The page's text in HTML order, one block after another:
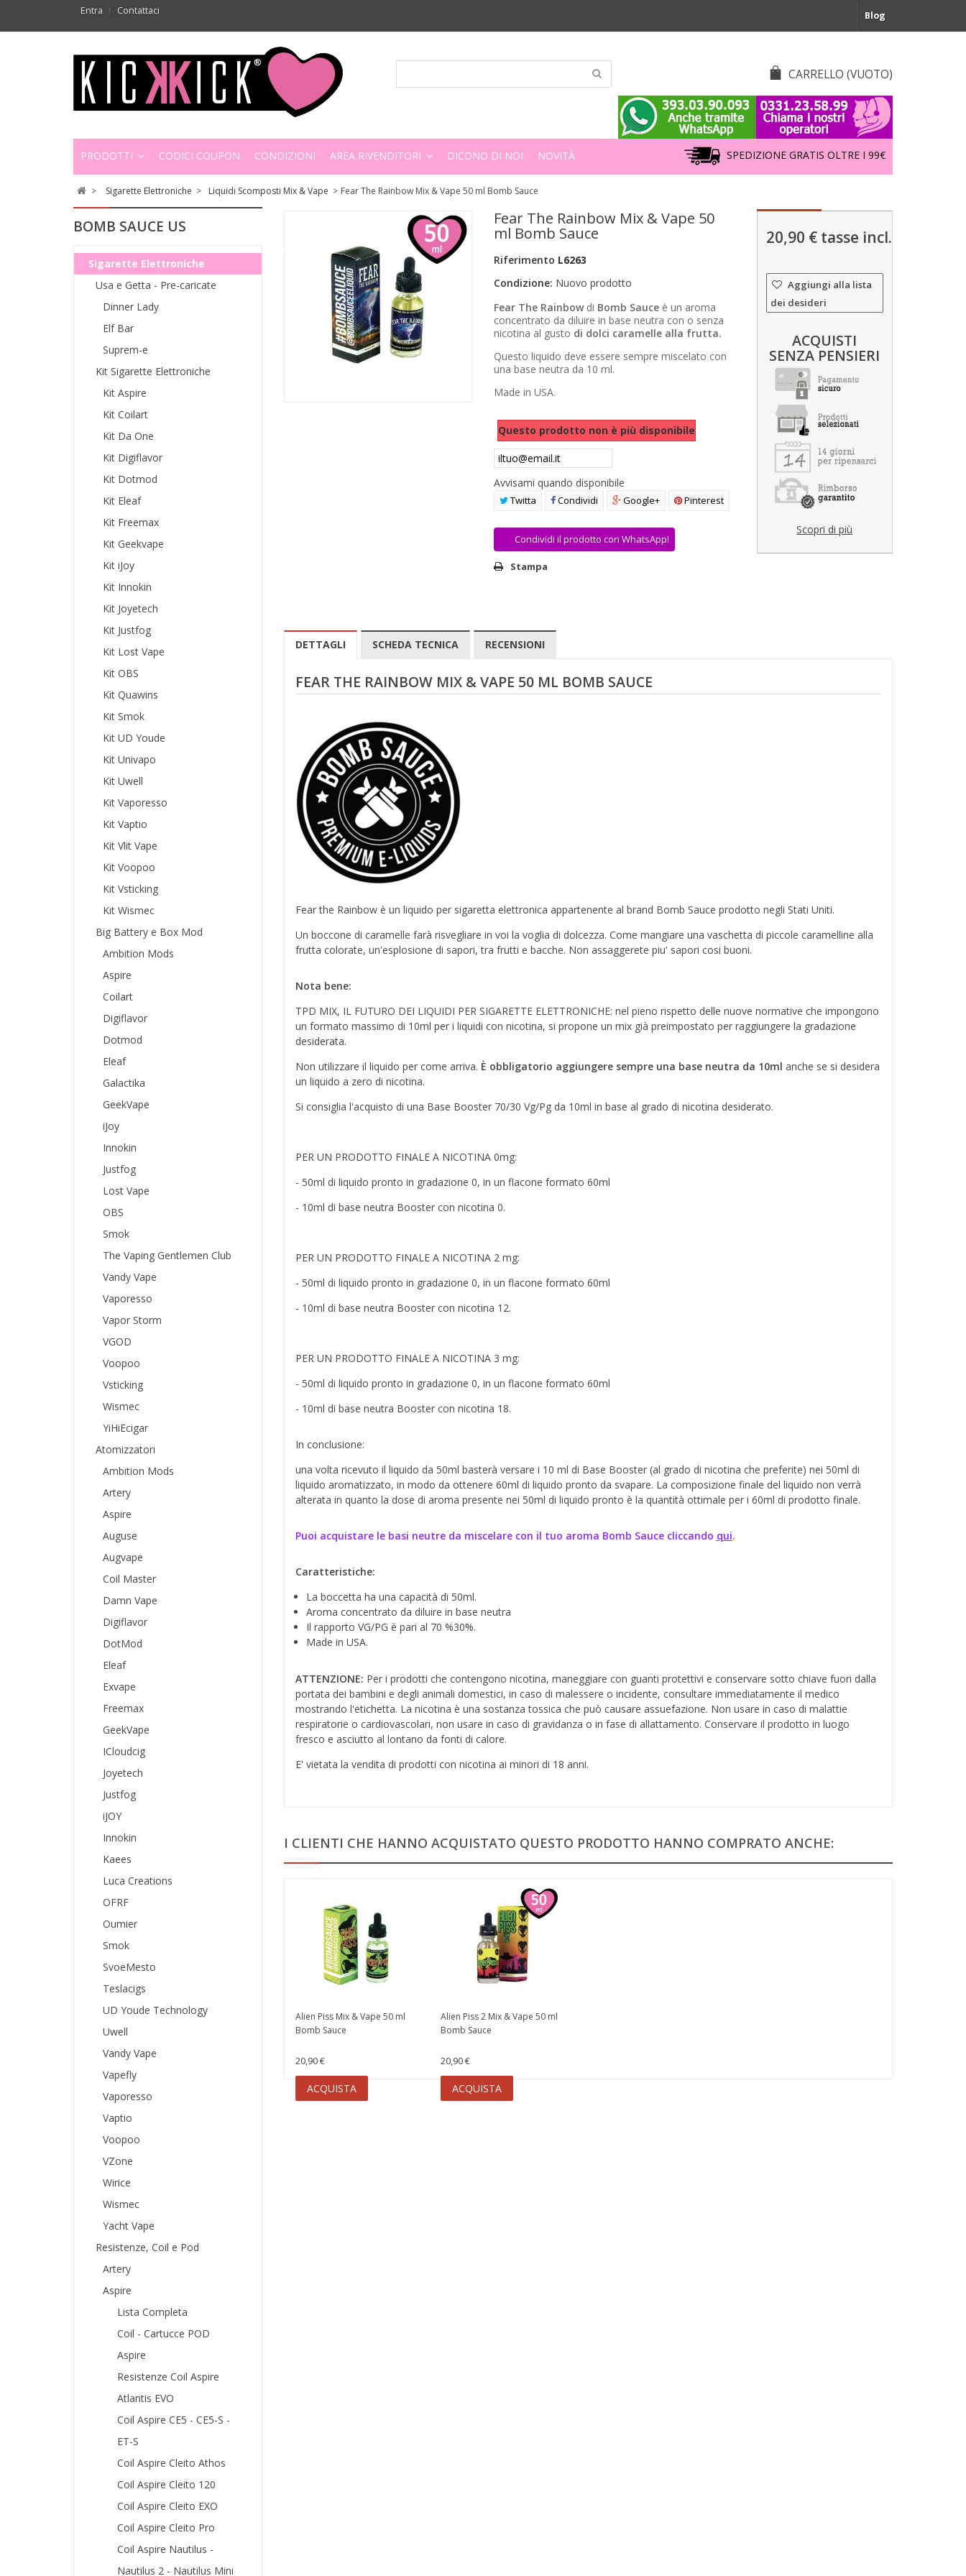
Entra Contattaci Blog
CARRELLO (VUOTO)
PRODOTTI CODICI COUPON CONDIZIONI AREA RIVENDITORI DICONO DI NOI NOVITÀ SPEDIZIONE GRATIS OLTRE I 99€
> Sigarette Elettroniche > Liquidi Scomposti Mix & Vape > Fear The Rainbow Mix & Vape 50 ml Bomb Sauce
BOMB SAUCE US
Sigarette Elettroniche
Usa e Getta - Pre-caricate
Dinner Lady
Elf Bar
Suprem-e
Kit Sigarette Elettroniche
Kit Aspire
Kit Coilart
Kit Da One
Kit Digiflavor
Kit Dotmod
Kit Eleaf
Kit Freemax
Kit Geekvape
Kit iJoy
Kit Innokin
Kit Joyetech
Kit Justfog
Kit Lost Vape
Kit OBS
Kit Quawins
Kit Smok
Kit UD Youde
Kit Univapo
Kit Uwell
Kit Vaporesso
Kit Vaptio
Kit Vlit Vape
Kit Voopoo
Kit Vsticking
Kit Wismec
Big Battery e Box Mod
Ambition Mods
Aspire
Coilart
Digiflavor
Dotmod
Eleaf
Galactika
GeekVape
iJoy
Innokin
Justfog
Lost Vape
OBS
Smok
The Vaping Gentlemen Club
Vandy Vape
Vaporesso
Vapor Storm
VGOD
Voopoo
Vsticking
Wismec
YiHiEcigar
Atomizzatori
Ambition Mods
Artery
Aspire
Auguse
Augvape
Coil Master
Damn Vape
Digiflavor
DotMod
Eleaf
Exvape
Freemax
GeekVape
ICloudcig
Joyetech
Justfog
iJOY
Innokin
Kaees
Luca Creations
OFRF
Oumier
Smok
SvoeMesto
Teslacigs
UD Youde Technology
Uwell
Vandy Vape
Vapefly
Vaporesso
Vaptio
Voopoo
VZone
Wirice
Wismec
Yacht Vape
Resistenze, Coil e Pod
Artery
Aspire
Lista Completa
Coil - Cartucce POD
Aspire
Resistenze Coil Aspire
Atlantis EVO
Coil Aspire CE5 - CE5-S -
ET-S
Coil Aspire Cleito Athos
Coil Aspire Cleito 120
Coil Aspire Cleito EXO
Coil Aspire Cleito Pro
Coil Aspire Nautilus -
Nautilus 2 - Nautilus Mini
Fear The Rainbow Mix & Vape 50
ml Bomb Sauce
Riferimento L6263
Condizione: Nuovo prodotto
Fear The Rainbowdi Bomb Sauceè un aroma
concentrato da diluire in base neutra con o senza
nicotina al gusto di dolci caramelle alla frutta.
Questo liquido deve essere sempre miscelato con
una base neutra da 10 ml.
Made in USA.
Questo prodotto non è più disponibile
Avvisami quando disponibile
Twitta Condividi Google+ Pinterest
Condividi il prodotto con WhatsApp!
Stampa
20,90 €tasse incl.
Aggiungi alla lista
dei desideri
ACQUISTI
SENZA PENSIERI
Scopri di più
DETTAGLI SCHEDA TECNICA RECENSIONI
FEAR THE RAINBOW MIX & VAPE 50 ML BOMB SAUCE
Fear the Rainbow è un liquido per sigaretta elettronica appartenente al brand Bomb Sauce prodotto negli Stati Uniti.
Un boccone di caramelle farà risvegliare in voi la voglia di dolcezza. Come mangiare una vaschetta di piccole caramelline alla
frutta colorate, un'esplosione di sapori, tra frutti e bacche. Non assaggerete piu' sapori cosi buoni.
Nota bene:
TPD MIX, IL FUTURO DEI LIQUIDI PER SIGARETTE ELETTRONICHE: nel pieno rispetto delle nuove normative che impongono
un formato massimo di 10ml per i liquidi con nicotina, si propone un mix già preimpostato per raggiungere la gradazione
desiderata.
Non utilizzare il liquido per come arriva. È obbligatorio aggiungere sempre una base neutra da 10ml anche se si desidera
un liquido a zero di nicotina.
Si consiglia l'acquisto di una Base Booster 70/30 Vg/Pg da 10ml in base al grado di nicotina desiderato.
PER UN PRODOTTO FINALE A NICOTINA 0mg:
- 50ml di liquido pronto in gradazione 0, in un flacone formato 60ml
- 10ml di base neutra Booster con nicotina 0.
PER UN PRODOTTO FINALE A NICOTINA 2 mg:
- 50ml di liquido pronto in gradazione 0, in un flacone formato 60ml
- 10ml di base neutra Booster con nicotina 12.
PER UN PRODOTTO FINALE A NICOTINA 3 mg:
- 50ml di liquido pronto in gradazione 0, in un flacone formato 60ml
- 10ml di base neutra Booster con nicotina 18.
In conclusione:
una volta ricevuto il liquido da 50ml basterà versare i 10 ml di Base Booster (al grado di nicotina che preferite) nei 50ml di
liquido aromatizzato, in modo da ottenere 60ml di liquido pronto da svapare. La composizione finale del liquido non verrà
alterata in quanto la dose di aroma presente nei 50ml di liquido pronto è la quantità ottimale per i 60ml di prodotto finale.
Puoi acquistare le basi neutre da miscelare con il tuo aroma Bomb Sauce cliccando qui.
Caratteristiche:
La boccetta ha una capacità di 50ml.
Aroma concentrato da diluire in base neutra
Il rapporto VG/PG è pari al 70 %30%.
Made in USA.
ATTENZIONE: Per i prodotti che contengono nicotina, maneggiare con guanti protettivi e conservare sotto chiave fuori dalla
portata dei bambini e degli animali domestici, in caso di malessere o incidente, consultare immediatamente il medico
mostrando l'etichetta. La nicotina è una sostanza tossica che può causare assuefazione. Non usare in caso di malattie
respiratorie o cardiovascolari, non usare in caso di gravidanza o in fase di allattamento. Conservare il prodotto in luogo
fresco e asciutto al lontano da fonti di calore.
E' vietata la vendita di prodotti con nicotina ai minori di 18 anni.
I CLIENTI CHE HANNO ACQUISTATO QUESTO PRODOTTO HANNO COMPRATO ANCHE:
Alien Piss Mix & Vape 50 ml
Bomb Sauce
20,90 €
ACQUISTA
Alien Piss 2 Mix & Vape 50 ml
Bomb Sauce
20,90 €
ACQUISTA